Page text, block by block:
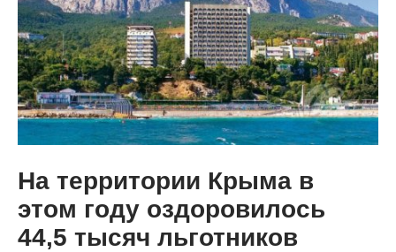
На территории Крыма в
этом году оздоровилось
44,5 тысяч льготников